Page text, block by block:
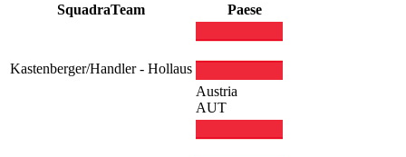
SquadraTeam Paese
Kastenberger/Handler - Hollaus
Austria
AUT